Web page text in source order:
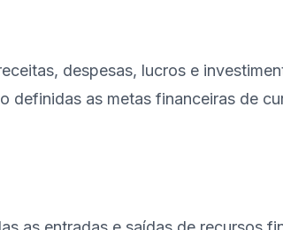
despesas, lucros e
definidas as metas financeiras de